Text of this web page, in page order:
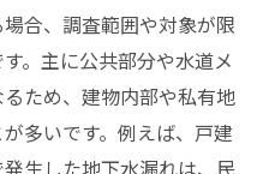
合、調査範囲や対象が限
。主に公共部分や水道メ
ため、建物内部や私有地
多いです。例えば、戸建
生した地下水漏れは、民